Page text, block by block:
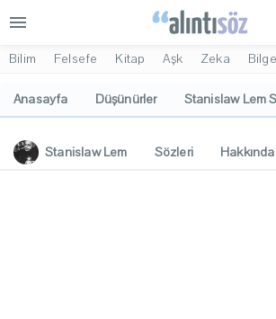
menu
Bilim Felsefe Kitap Aşk Zeka
Anasayfa Düşünürler Stanislaw Lem
Stanislaw Lem Sözleri Hakkında